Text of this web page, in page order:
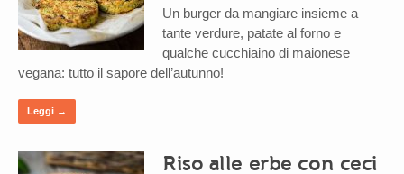
Un burger da mangiare insieme a
tante verdure, patate al forno e
qualche cucchiaino di maionese
vegana: tutto il sapore dell’autunno!
Leggi →
Riso alle erbe con ceci